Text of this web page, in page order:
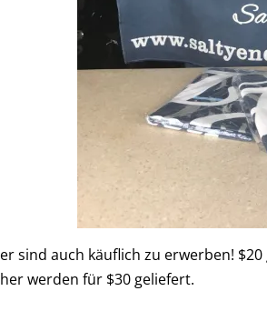
sind auch käuflich zu erwerben!
werden für $30 geliefert.